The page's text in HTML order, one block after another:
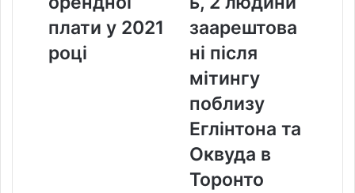
2021
році
плати у 2021
році
після
мітингу
поблизу
Еглінтона
та
Оквуда
в
Торонто
заарештова
ні після
мітингу
поблизу
Еглінтона та
Оквуда в
Торонто